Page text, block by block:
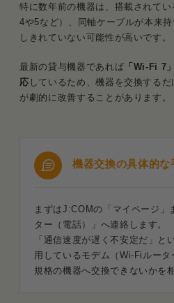
特に数年前の機器は、搭載されて
4や5など）、同軸ケーブルが本来
しきれていない可能性が高いです。
最新の貸与機器であれば 「Wi-Fi 7
応 しているため、機器を交換する
が劇的に改善することがあります。
機器交換の具体的な
まずはJ:COMの「マイページ」
ター（電話）」へ連絡します。
「通信速度が遅く不安定だ」と
用しているモデム（Wi-Fiルー
規格の機器へ交換できないかを